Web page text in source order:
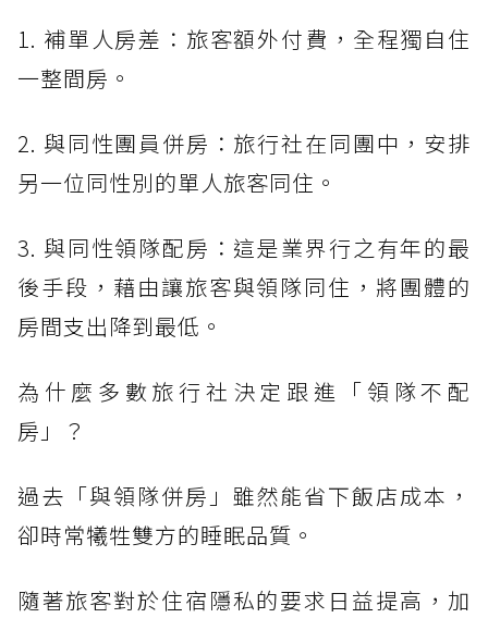
1. 補單人房差：旅客額外付費，全程獨自住
一整間房。
2. 與同性團員併房：旅行社在同團中，安排
另一位同性別的單人旅客同住。
3. 與同性領隊配房：這是業界行之有年的最
後手段，藉由讓旅客與領隊同住，將團體的
房間支出降到最低。
為什麼多數旅行社決定跟進「領隊不配
房」？
過去「與領隊併房」雖然能省下飯店成本，
卻時常犧牲雙方的睡眠品質。
隨著旅客對於住宿隱私的要求日益提高，加